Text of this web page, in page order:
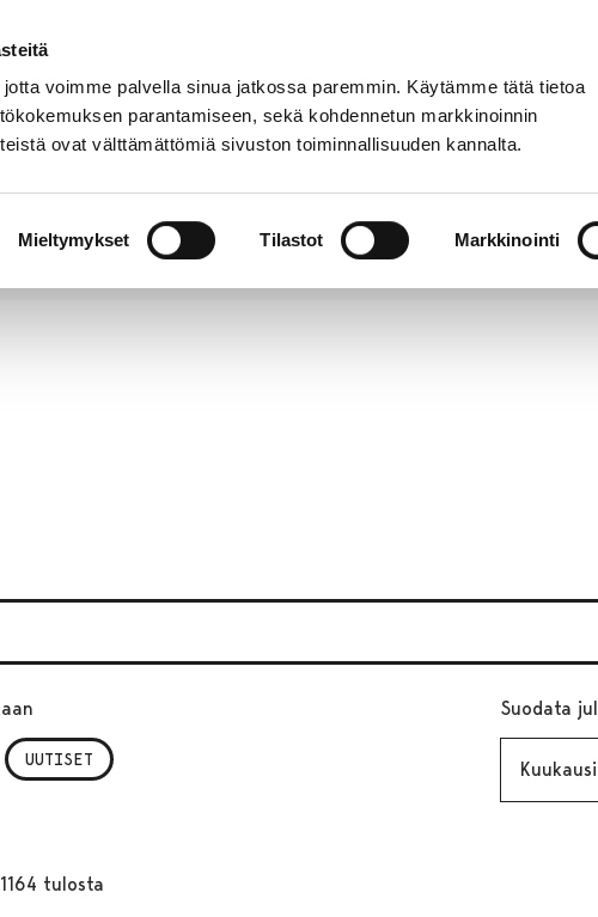
voimme palvella sinua jatkossa paremmin. Käytämme tätä tietoa
parantamiseen, sekä kohdennetun markkinoinnin
ovat välttämättömiä sivuston toiminnallisuuden kannalta.
Mieltymykset Tilastot Markkinointi
UUTISET
Suodata
tulosta